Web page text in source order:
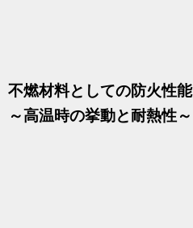
不燃材料としての防火性能
～高温時の挙動と耐熱性～